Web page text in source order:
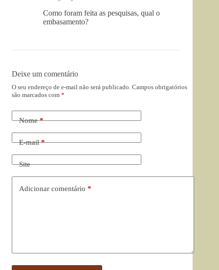
Como foram feita as pesquisas, qual o
embasamento?
Deixe um comentário
O seu endereço de e-mail não será publicado. Campos obrigatórios
são marcados com *
Nome*
E-mail*
Site
Adicionar comentário *